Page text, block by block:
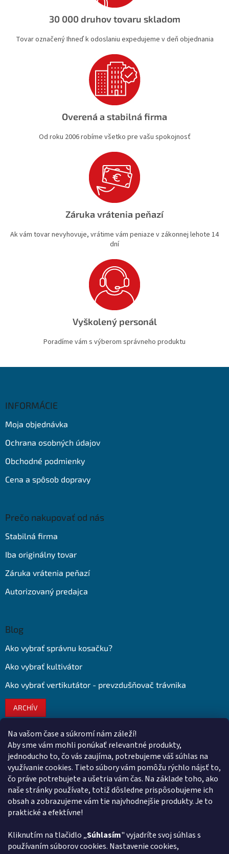
Na vašom čase a súkromí nám záleží!
Aby sme vám mohli ponúkať relevantné produkty,
jednoducho to, čo vás zaujíma, potrebujeme váš súhlas na
využívanie cookies. Tieto súbory vám pomôžu rýchlo nájsť to,
čo práve potrebujete a ušetria vám čas. Na základe toho, ako
naše stránky používate, totiž dôsledne prispôsobujeme ich
obsah a zobrazujeme vám tie najvhodnejšie produkty. Je to
praktické a efektívne!
Kliknutím na tlačidlo „Súhlasím" vyjadríte svoj súhlas s
používaním súborov cookies. Nastavenie cookies,
ý
i
s
u
30 000 druhov tovaru skladom
Tovar označený Ihneď k odoslaniu expedujeme v deň objednania
Overená a stabilná firma
Od roku 2006 robíme všetko pre vašu spokojnosť
Záruka vrátenia peňazí
Ak vám tovar nevyhovuje, vrátime vám peniaze v zákonnej lehote 14
dní
Vyškolený personál
Poradíme vám s výberom správneho produktu
INFORMÁCIE
Moja objednávka
Ochrana osobných údajov
Obchodné podmienky
Cena a spôsob dopravy
Prečo nakupovať od nás
Stabilná firma
Iba originálny tovar
Záruka vrátenia peňazí
Autorizovaný predajca
Blog
Ako vybrať správnu kosačku?
Ako vybrať kultivátor
Ako vybrať vertikutátor - prevzdušňovač trávnika
ARCHÍV
Kontakt
obchod@ euroshopy.sk
0911 931 019
0911 931 019
Facebook Euroshopy
Prijímame online platby